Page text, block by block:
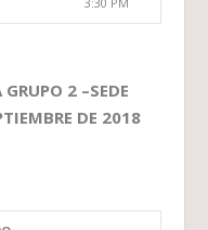
2 –SEDE
DE 2018